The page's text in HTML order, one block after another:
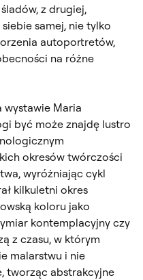
z drugiej,
samej, nie tylko
autoportretów,
na różne
wystawie Maria
być może znajdę lustro
okresów twórczości
wyróżniając cykl
kilkuletni okres
koloru jako
kontemplacyjny czy
z czasu, w którym
malarstwu i nie
tworząc abstrakcyjne